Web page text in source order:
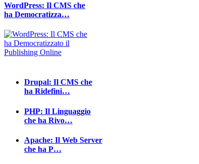
WordPress: Il CMS che
ha Democratizza…
Drupal: Il CMS che
ha Ridefini…
PHP: Il Linguaggio
che ha Rivo…
Apache: Il Web Server
che ha P…